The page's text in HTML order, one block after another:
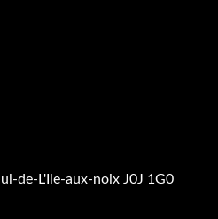
de-L'Ile-aux-noix J0J 1G0